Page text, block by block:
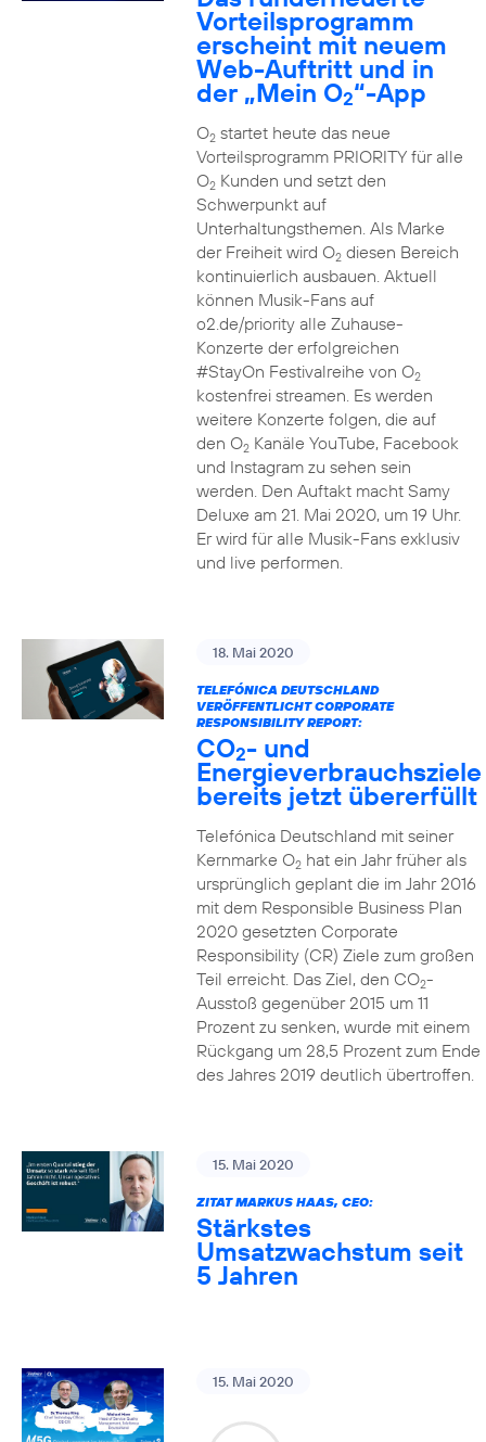
Vorteilsprogramm
erscheint mit neuem
Web-Auftritt und in
der „Mein O2“-App
O2startet heute das neue
Vorteilsprogramm PRIORITY für alle
O2Kunden und setzt den
Schwerpunkt auf
Unterhaltungsthemen. Als Marke
der Freiheit wird O2diesen Bereich
kontinuierlich ausbauen. Aktuell
können Musik-Fans auf
o2.de/priority alle Zuhause-
Konzerte der erfolgreichen
#StayOn Festivalreihe von O2
kostenfrei streamen. Es werden
weitere Konzerte folgen, die auf
den O2Kanäle YouTube, Facebook
und Instagram zu sehen sein
werden. Den Auftakt macht Samy
Deluxe am 21. Mai 2020, um 19 Uhr.
Er wird für alle Musik-Fans exklusiv
und live performen.
18. Mai 2020
TELEFÓNICA DEUTSCHLAND
VERÖFFENTLICHT CORPORATE
RESPONSIBILITY REPORT:
CO2- und
Energieverbrauchsziele
bereits jetzt übererfüllt
Telefónica Deutschland mit seiner
Kernmarke O2hat ein Jahr früher als
ursprünglich geplant die im Jahr 2016
mit dem Responsible Business Plan
2020 gesetzten Corporate
Responsibility (CR) Ziele zum großen
Teil erreicht. Das Ziel, den CO2-
Ausstoß gegenüber 2015 um 11
Prozent zu senken, wurde mit einem
Rückgang um 28,5 Prozent zum Ende
des Jahres 2019 deutlich übertroffen.
15. Mai 2020
ZITAT MARKUS HAAS, CEO:
Stärkstes
Umsatzwachstum seit
5 Jahren
15. Mai 2020